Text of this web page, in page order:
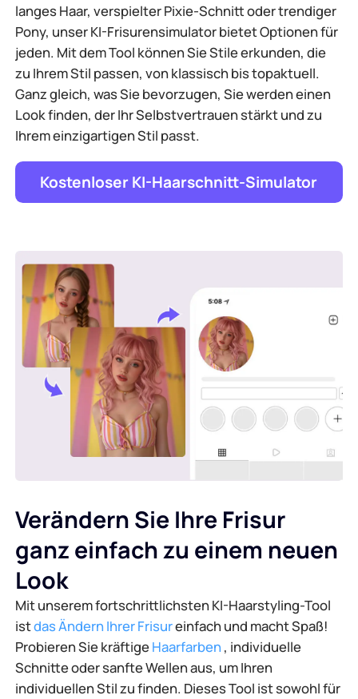
langes Haar, verspielter Pixie-Schnitt oder trendiger
Pony, unser KI-Frisurensimulator bietet Optionen für
jeden. Mit dem Tool können Sie Stile erkunden, die
zu Ihrem Stil passen, von klassisch bis topaktuell.
Ganz gleich, was Sie bevorzugen, Sie werden einen
Look finden, der Ihr Selbstvertrauen stärkt und zu
Ihrem einzigartigen Stil passt.
Kostenloser KI-Haarschnitt-Simulator
Verändern Sie Ihre Frisur
ganz einfach zu einem neuen
Look
Mit unserem fortschrittlichsten KI-Haarstyling-Tool
istdas Ändern Ihrer Frisureinfach und macht Spaß!
Probieren Sie kräftigeHaarfarben , individuelle
Schnitte oder sanfte Wellen aus, um Ihren
individuellen Stil zu finden. Dieses Tool ist sowohl für